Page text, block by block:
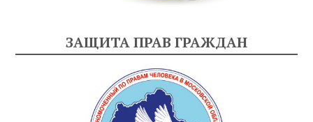
ЗАЩИТА ПРАВ ГРАЖДАН